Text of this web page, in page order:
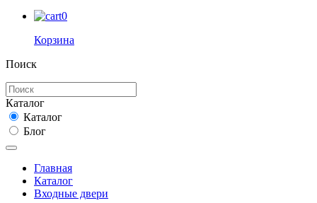
0
Корзина
Поиск
Каталог
Каталог
Блог
Главная
Каталог
Входные двери